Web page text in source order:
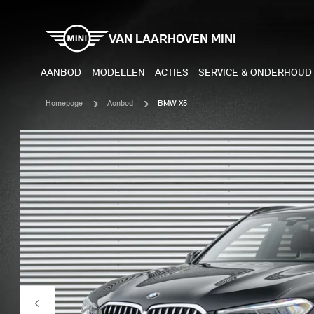
VAN LAARHOVEN MINI
AANBOD MODELLEN
ELEKTRISCH
MINI COOPER ELECTRIC
MINI ACEMAN ELECTRIC
MINI COUNTRYMAN ELECTRIC
JOHN COOPER WORKS
ELECTRIC
MINI
MINI
MINI
MINI
ACTIES SERVICE & ONDERHOUD
Homepage Aanbod BMW X5